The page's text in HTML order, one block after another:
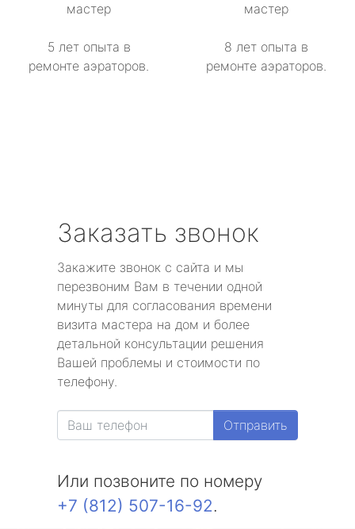
мастер
5 лет опыта в
ремонте аэраторов.
мастер
8 лет опыта в
ремонте аэраторов.
Заказать звонок
Закажите звонок с сайта и мы
перезвоним Вам в течении одной
минуты для согласования времени
визита мастера на дом и более
детальной консультации решения
Вашей проблемы и стоимости по
телефону.
Отправить
Или позвоните по номеру
+7 (812) 507-16-92.